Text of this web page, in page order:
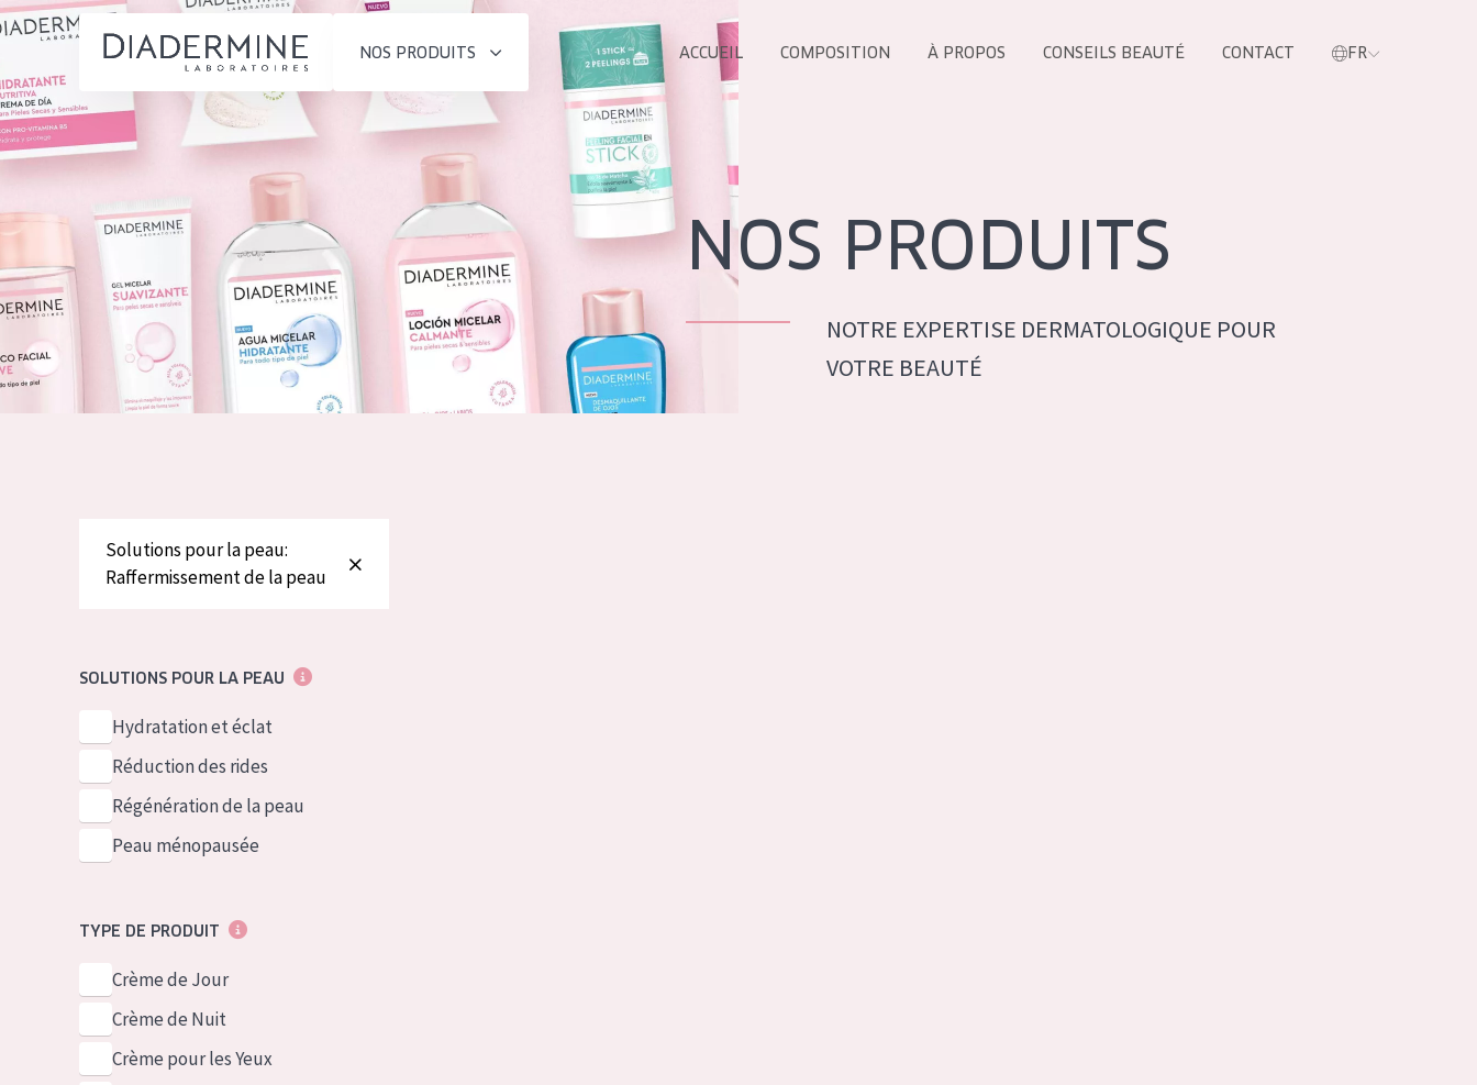
NOS PRODUITS
Hydratation et éclat
Réduction des rides
Régénération de la peau
Raffermissement de la
peau
Peau ménopausée
TYPE DE PRODUIT
Crème de Jour
Crème de Nuit
Crème pour les Yeux
Sérum
Démaquillants
COLLECTION
Essentials
Lift+
Expert
ACCUEIL COMPOSITION À PROPOS CONSEILS BEAUTÉ CONTACT FR
Composition
À propos
Conseils Beauté
Contact
English
NOS PRODUITS
NOTRE EXPERTISE DERMATOLOGIQUE POUR
VOTRE BEAUTÉ
Solutions pour la peau:
Raffermissement de la peau
SOLUTIONS POUR LA PEAU
Hydratation et éclat
Réduction des rides
Régénération de la peau
Peau ménopausée
TYPE DE PRODUIT
Crème de Jour
Crème de Nuit
Crème pour les Yeux